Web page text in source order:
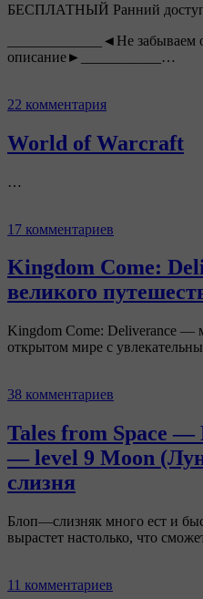
БЕСПЛАТНЫЙ Ранний доступ
_____________◄Не забываем
описание►___________…
22 комментария
World of Warcraft
…
17 комментариев
Kingdom Come:
великого
Kingdom Come: Deliverance —
открытом мире с
38 комментариев
Tales from Space
— level 9 Moon
слизня
Блоп—слизняк много ест и
вырастет настолько, что
11 комментариев